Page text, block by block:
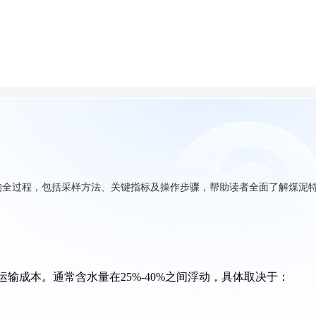
过程，包括采样方法、关键指标及操作步骤，帮助读者全面了解煤泥
成本。通常含水量在25%-40%之间浮动，具体取决于：